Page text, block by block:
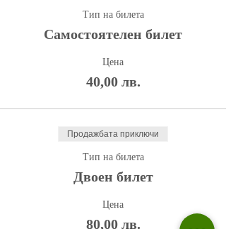
Тип на билета
Самостоятелен билет
Цена
40,00 лв.
Продажбата приключи
Тип на билета
Двоен билет
Цена
80,00 лв.